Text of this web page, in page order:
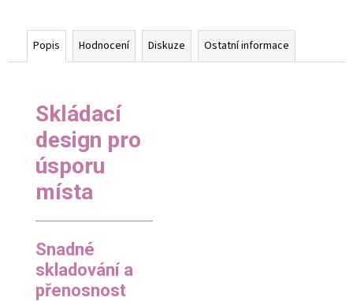
Popis Hodnocení Diskuze Ostatní informace
Skládací
design pro
úsporu
místa
Snadné
skladování a
přenosnost